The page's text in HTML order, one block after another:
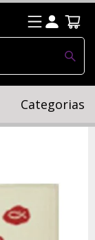
Categorias